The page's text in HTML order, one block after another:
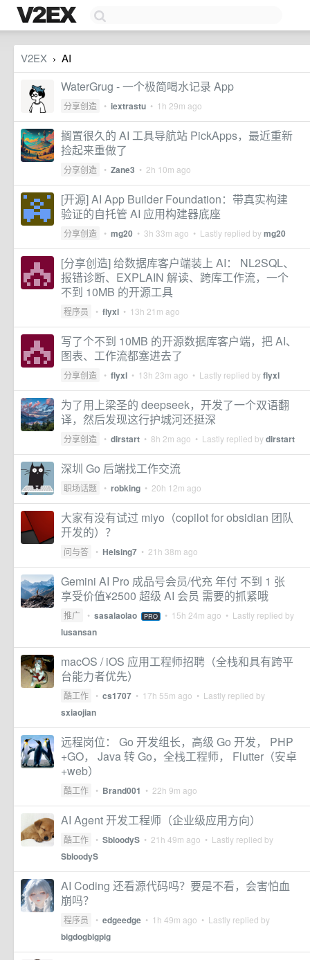
V2EX › AI
WaterGrug - 一个极简喝水记录 App
分享创造 • iextrastu • 1h 29m ago
搁置很久的 AI 工具导航站 PickApps，最近重新
捡起来重做了
分享创造 • Zane3 • 2h 10m ago
[开源] AI App Builder Foundation：带真实构建
验证的自托管 AI 应用构建器底座
分享创造 • mg20 • 3h 33m ago • Lastly replied bymg20
[分享创造] 给数据库客户端装上 AI： NL2SQL、
报错诊断、EXPLAIN 解读、跨库工作流，一个
不到 10MB 的开源工具
程序员 • flyxl • 13h 21m ago
写了个不到 10MB 的开源数据库客户端，把 AI、
图表、工作流都塞进去了
分享创造 • flyxl • 13h 23m ago • Lastly replied byflyxl
为了用上梁圣的 deepseek，开发了一个双语翻
译，然后发现这行护城河还挺深
分享创造 • dirstart • 8h 2m ago • Lastly replied bydirstart
深圳 Go 后端找工作交流
职场话题 • robking • 20h 12m ago
大家有没有试过 miyo（copilot for obsidian 团队
开发的）？
问与答 • Helsing7 • 21h 38m ago
Gemini AI Pro 成品号会员/代充 年付 不到 1 张
享受价值¥2500 超级 AI 会员 需要的抓紧哦
推广 • sasalaolao PRO • 15h 24m ago • Lastly replied by
lusansan
macOS / iOS 应用工程师招聘（全栈和具有跨平
台能力者优先）
酷工作 • cs1707 • 17h 55m ago • Lastly replied by
sxiaojian
远程岗位： Go 开发组长，高级 Go 开发， PHP
+GO， Java 转 Go，全栈工程师， Flutter（安卓
+web）
酷工作 • Brand001 • 22h 9m ago
AI Agent 开发工程师（企业级应用方向）
酷工作 • SbloodyS • 21h 49m ago • Lastly replied by
SbloodyS
AI Coding 还看源代码吗？要是不看，会害怕血
崩吗？
程序员 • edgeedge • 1h 49m ago • Lastly replied by
bigdogbigpig